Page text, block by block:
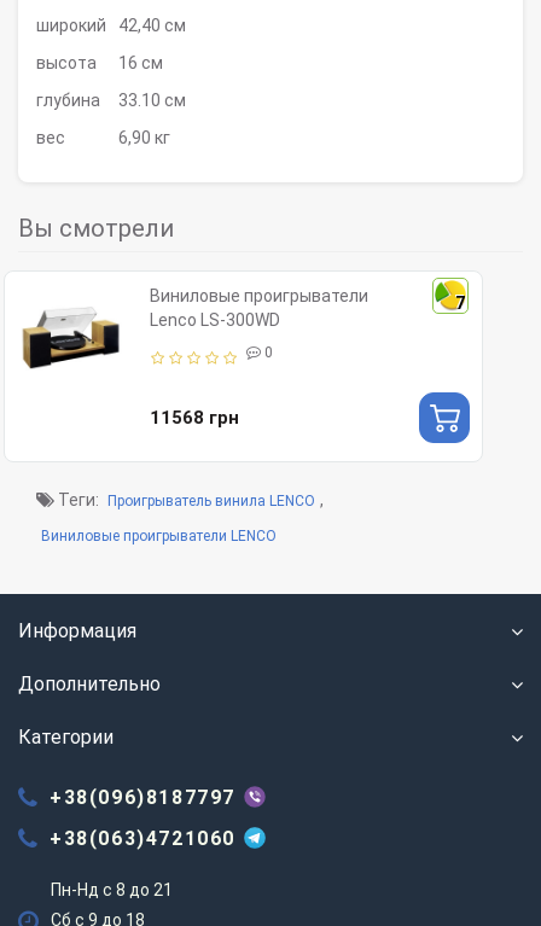
широкий
42,40 см
высота
16 см
глубина
33.10 см
вес
6,90 кг
Вы смотрели
7
Виниловые проигрыватели
Lenco LS-300WD
0
11568 грн
Теги: Проигрыватель винила LENCO ,
Виниловые проигрыватели LENCO
Информация
Дополнительно
Категории
+38(096)8187797
+38(063)4721060
Пн-Нд с 8 до 21
Сб с 9 до 18